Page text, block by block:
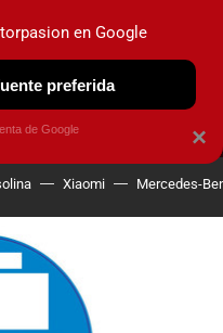
NUEVO
OBSERVATORIO
Xiaomi Mercedes-
×
en Google
preferida
de Google